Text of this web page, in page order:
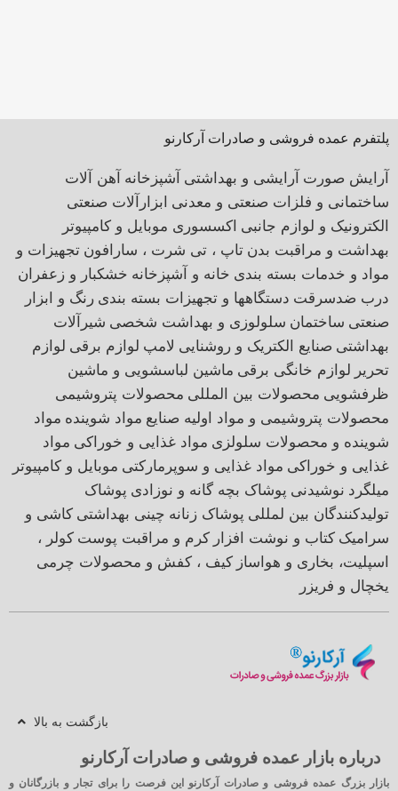
پلتفرم عمده فروشی و صادرات آرکارنو
آرایش صورت آرایشی و بهداشتی آشپزخانه آهن آلات
ساختمانی و فلزات صنعتی و معدنی ابزارآلات صنعتی
الکترونیک و لوازم جانبی اکسسوری موبایل و کامپیوتر
بهداشت و مراقبت بدن تاپ ، تی شرت ، سارافون تجهیزات و
مواد و خدمات بسته بندی خانه و آشپزخانه خشکبار و زعفران
درب ضدسرقت دستگاهها و تجهیزات بسته بندی رنگ و ابزار
صنعتی ساختمان سلولوزی و بهداشت شخصی شیرآلات
بهداشتی صنایع الکتریک و روشنایی لامپ لوازم برقی لوازم
تحریر لوازم خانگی برقی ماشین لباسشویی و ماشین
ظرفشویی محصولات بین المللی محصولات پتروشیمی
محصولات پتروشیمی و مواد اولیه صنایع مواد شوینده مواد
شوینده و محصولات سلولزی مواد غذایی و خوراکی مواد
غذایی و خوراکی مواد غذایی و سوپرمارکتی موبایل و کامپیوتر
میلگرد نوشیدنی پوشاک بچه گانه و نوزادی پوشاک
تولیدکنندگان بین لمللی پوشاک زنانه چینی بهداشتی کاشی و
سرامیک کتاب و نوشت افزار کرم و مراقبت پوست کولر ،
اسپلیت، بخاری و هواساز کیف ، کفش و محصولات چرمی
یخچال و فریزر
بازگشت به بالا
درباره بازار عمده فروشی و صادرات آرکارنو
بازار بزرگ عمده فروشی و صادرات آرکارنو این فرصت را برای تجار و بازرگانان و